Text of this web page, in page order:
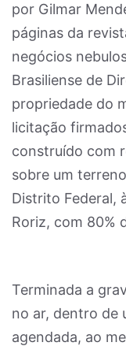
por Gilmar
páginas da
negócios
Brasiliense de
propriedade do
licitação
construído com
sobre um
Distrito Federal,
Roriz, com 80%
Terminada a
no ar, dentro de
agendada, ao